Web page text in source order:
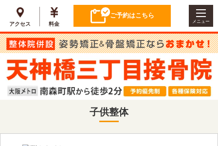
アクセス 料金
ご予約はこちら
メニュー
子供整体